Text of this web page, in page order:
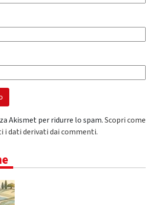
Akismet per ridurre lo spam.Scopri come
i dati derivati dai commenti.